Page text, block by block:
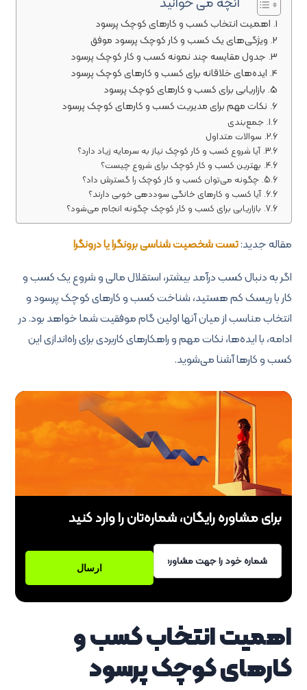
اهمیت انتخاب کسب و کارهای کوچک پرسود
ویژگی‌های یک کسب و کار کوچک پرسود موفق
جدول مقایسه چند نمونه کسب و کار کوچک پرسود
ایده‌های خلاقانه برای کسب و کارهای کوچک پرسود
بازاریابی برای کسب و کارهای کوچک پرسود
نکات مهم برای مدیریت کسب و کارهای کوچک پرسود
جمع‌بندی
سوالات متداول
آیا شروع کسب و کار کوچک نیاز به سرمایه زیاد دارد؟
بهترین کسب و کار کوچک برای شروع چیست؟
چگونه می‌توان کسب و کار کوچک را گسترش داد؟
آیا کسب و کارهای خانگی سوددهی خوبی دارند؟
بازاریابی برای کسب و کار کوچک چگونه انجام می‌شود؟
مقاله جدید:تست شخصیت شناسی برونگرا یا درونگرا
اگر به دنبال کسب درآمد بیشتر، استقلال مالی و شروع یک کسب و
کار با ریسک کم هستید، شناخت کسب و کارهای کوچک پرسود و
انتخاب مناسب از میان آنها اولین گام موفقیت شما خواهد بود. در
ادامه، با ایده‌ها، نکات مهم و راهکارهای کاربردی برای راه‌اندازی این
کسب و کارها آشنا می‌شوید.
برای مشاوره رایگان، شماره‌تان را وارد کنید
اهمیت انتخاب کسب و
کارهای کوچک پرسود